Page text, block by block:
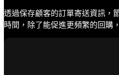
透過保存顧客的訂單寄送資訊，
時間，除了能促進更頻繁的回購